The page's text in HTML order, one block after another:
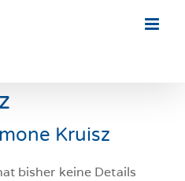
Kruisz
bisher keine Details